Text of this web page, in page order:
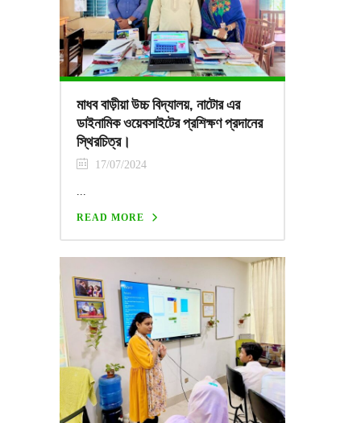
মাধব বাড়ীয়া উচ্চ বিদ্যালয়, নাটোর এর
ডাইনামিক ওয়েবসাইটের প্রশিক্ষণ প্রদানের
স্থিরচিত্র।
17/07/2024
...
READ MORE